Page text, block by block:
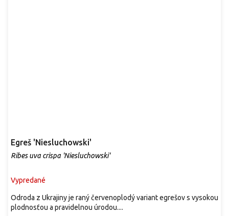
Egreš 'Niesluchowski'
Ribes uva crispa 'Niesluchowski'
Vypredané
Odroda z Ukrajiny je raný červenoplodý variant egrešov s vysokou
plodnosťou a pravidelnou úrodou....